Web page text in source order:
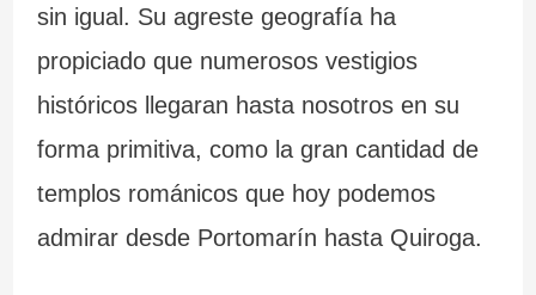
sin igual. Su agreste geografía ha
propiciado que numerosos vestigios
históricos llegaran hasta nosotros en su
forma primitiva, como la gran cantidad de
templos románicos que hoy podemos
admirar desde Portomarín hasta Quiroga.